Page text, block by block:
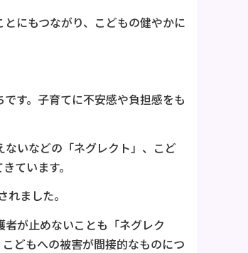
にもつながり、こどもの健やかに
す。子育てに不安感や負担感をも
いなどの「ネグレクト」、こど
ています。
ました。
が止めないことも「ネグレク
どもへの被害が間接的なものにつ